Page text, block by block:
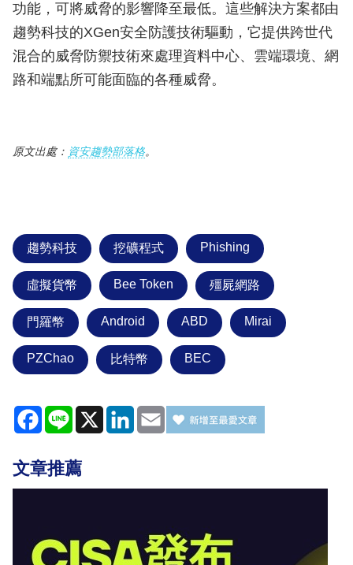
功能，可將威脅的影響降至最低。這些解決方案都由
趨勢科技的XGen安全防護技術驅動，它提供跨世代
混合的威脅防禦技術來處理資料中心、雲端環境、網
路和端點所可能面臨的各種威脅。
原文出處： 資安趨勢部落格。
趨勢科技 挖礦程式 Phishing
虛擬貨幣 Bee Token 殭屍網路
門羅幣 Android ABD Mirai
PZChao 比特幣 BEC
Facebook
Line X LinkedIn
Email
文章推薦